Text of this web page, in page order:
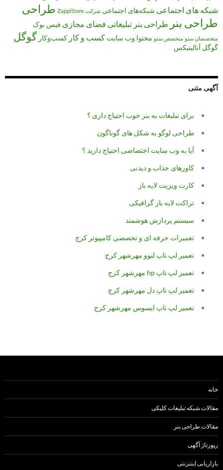
شبکه های اجتماعی شبکه‌های اجتماعی شرکت ZappiStore
طراحی
طراحی بنر طراحی بنر تبلیغاتی فضای مجازی فیس بوک
متخصصان سئو متخصص سئو محتوا وب سایت کسب و کار کسب‌وکار گوگل
گوگل آنالیتیکس
آگهی متنی
برای تبلیغات به بنر خوب احتیاج داری ؟
طراحی لوگو به شکل های گوناگون
آیا به وب سایت اختصاصی احتیاج دارید ؟
کاورهای جذاب و دیدنی
کارت ویزیت لایه باز
تراکت لایه باز گرافیکی
سیستم پردازش هوشمند
تعمیرات حرفه ای و تخصصی کامپیوتر کرج
تعمیر لپ تاپ لنوو مهرشهر کرج
تعمیر لپ تاپ hp مهرشهر کرج
تعمیر لپ تاپ دل مهرشهر کرج
تعمیر لپ تاپ ایسوس مهرشهر کرج
خانه
مقالات شبکه تبلیغات کلیکی
مقالات طراحی بنر
رپورتاژ آگهی
بازاریابی اینترنتی